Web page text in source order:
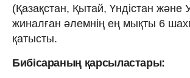
(Қазақстан, Қытай, Үндістан және
жиналған әлемнің ең мықты 6
қатысты.
Бибісараның қарсыластары: